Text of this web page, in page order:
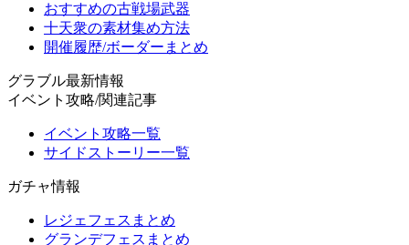
おすすめの古戦場武器
十天衆の素材集め方法
開催履歴/ボーダーまとめ
グラブル最新情報
イベント攻略/関連記事
イベント攻略一覧
サイドストーリー一覧
ガチャ情報
レジェフェスまとめ
グランデフェスまとめ